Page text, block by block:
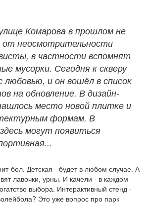
Комарова в прошлом не
от неосмотрительности
в частности вспомнят
мусорки. Сегодня к скверу
любовью, и он вошёл в список
на обновление. В дизайн-
место новой плитке и
формам. В
могут появиться
бол. Детская - будет в любом случае. А
лавочки, урны. И качели - в каждом
выбора. Интерактивный стенд -
Это уже вопрос про парк